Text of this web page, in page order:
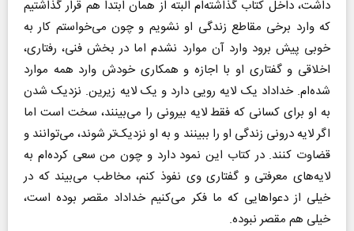
داشت، داخل کتاب گذاشته‌ام البته از همان ابتدا هم قرار گذاشتیم
که وارد برخی مقاطع زندگی او نشویم و چون می‌خواستم کار به
خوبی پیش برود وارد آن موارد نشدم اما در بخش فنی، رفتاری،
اخلاقی و گفتاری او با اجازه و همکاری خودش وارد همه موارد
شده‌ام. خداداد یک لایه رویی دارد و یک لایه زیرین. نزدیک شدن
به او برای کسانی که فقط لایه بیرونی را می‌بینند، سخت است اما
اگر لایه درونی زندگی او را ببینند و به او نزدیک‌تر شوند، می‌توانند و
قضاوت کنند. در کتاب این نمود دارد و چون من سعی کرده‌ام به
لایه‌های معرفتی و گفتاری وی نفوذ کنم، مخاطب می‌بیند که در
خیلی از دعواهایی که ما فکر می‌کنیم خداداد مقصر بوده است،
خیلی هم مقصر نبوده.